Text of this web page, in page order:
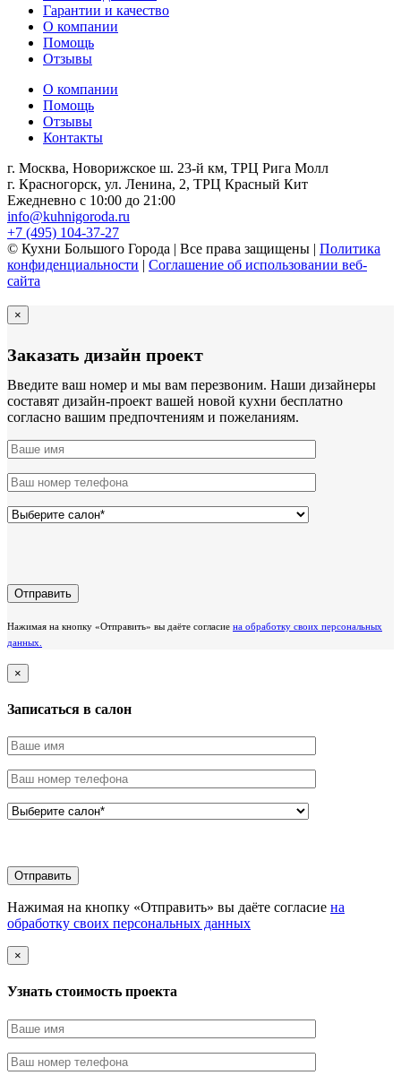
Гарантии и качество
О компании
Помощь
Отзывы
О компании
Помощь
Отзывы
Контакты
г. Москва, Новорижское ш. 23-й км, ТРЦ Рига Молл
г. Красногорск, ул. Ленина, 2, ТРЦ Красный Кит
Ежедневно с 10:00 до 21:00
info@kuhnigoroda.ru
+7 (495) 104-37-27
© Кухни Большого Города | Все права защищены | Политика
конфиденциальности | Соглашение об использовании веб-
сайта
×
Заказать дизайн проект
Введите ваш номер и мы вам перезвоним. Наши дизайнеры
составят дизайн-проект вашей новой кухни бесплатно
согласно вашим предпочтениям и пожеланиям.
Нажимая на кнопку «Отправить» вы даёте согласие на обработку своих персональных
данных.
×
Записаться в салон
Нажимая на кнопку «Отправить» вы даёте согласие на
обработку своих персональных данных
×
Узнать стоимоcть проекта